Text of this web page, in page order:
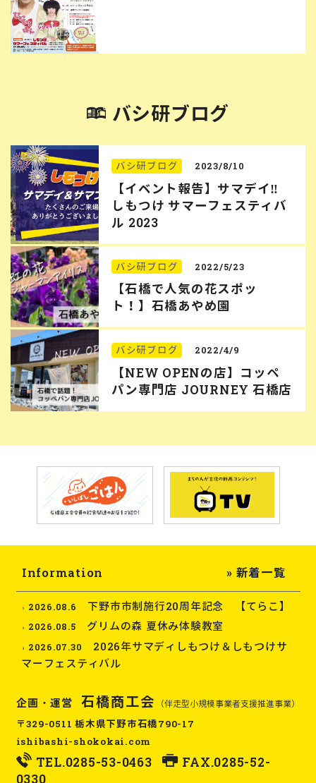
バシ研ブログ
バシ研ブログ 2023/8/10
【イベント報告】サマデイ‼︎
しもつけ サマーフェスティバ
ル 2023
バシ研ブログ 2022/5/23
【石橋で人気の花スポッ
ト！】石橋あやめ園
バシ研ブログ 2022/4/9
【NEW OPENの店】コッペ
パン専門店 JOURNEY 石橋店
Information » 新着一覧
2026.08.6 下野市市制施行20周年記念 【てらこ】
2026.08.5 グリムの森 夏休み体験教室
2026.07.30
2026年サマディしもつけ＆しもつけサ
マーフェスティバル
企画・運営 石橋商工会 （伴走型小規模事業者支援推進事業）
〒329-0511 栃木県下野市石橋790-17
ishibashi-shokokai.com
TEL.0285-53-0463
FAX.0285-52-
0330